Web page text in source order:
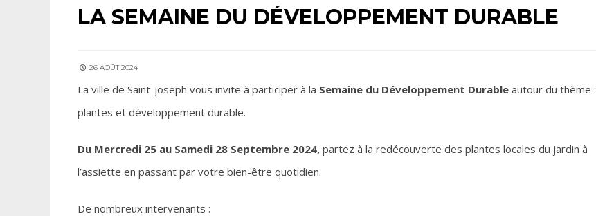
LA SEMAINE DU DÉVELOPPEMENT DURABLE
26 AOÛT 2024
La ville de Saint-joseph vous invite à participer à la Semaine du Développement Durable autour du thème :
plantes et développement durable.
Du Mercredi 25 au Samedi 28 Septembre 2024, partez à la redécouverte des plantes locales du jardin à
l’assiette en passant par votre bien-être quotidien.
De nombreux intervenants :